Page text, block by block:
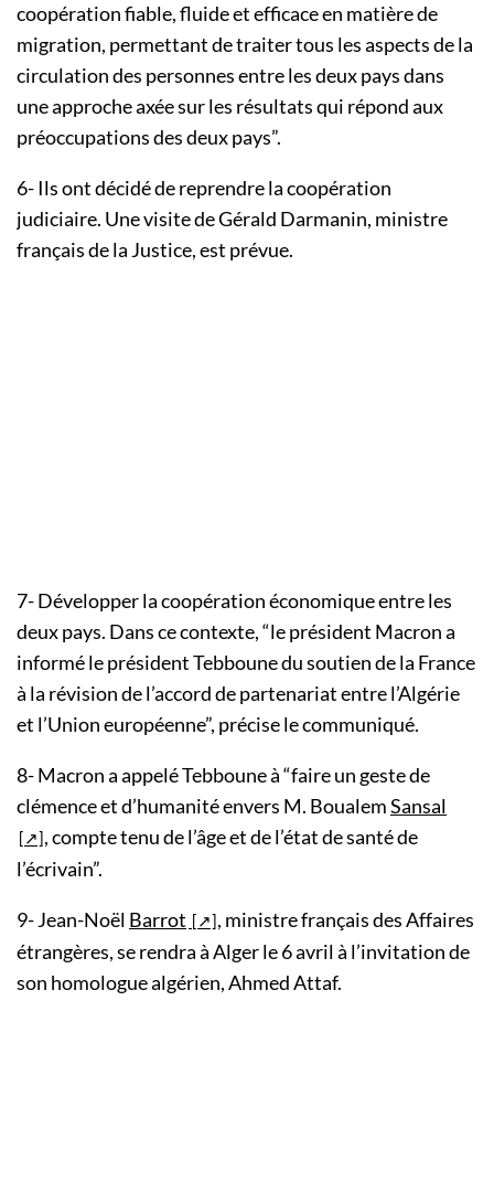
coopération fiable, fluide et efficace en matière de
migration, permettant de traiter tous les aspects de la
circulation des personnes entre les deux pays dans
une approche axée sur les résultats qui répond aux
préoccupations des deux pays”.
6- Ils ont décidé de reprendre la coopération
judiciaire. Une visite de Gérald Darmanin, ministre
français de la Justice, est prévue.
7- Développer la coopération économique entre les
deux pays. Dans ce contexte, “le président Macron a
informé le président Tebboune du soutien de la France
à la révision de l’accord de partenariat entre l’Algérie
et l’Union européenne”, précise le communiqué.
8- Macron a appelé Tebboune à “faire un geste de
clémence et d’humanité envers M. BoualemSansal
, compte tenu de l’âge et de l’état de santé de
l’écrivain”.
9- Jean-Noël Barrot
, ministre français des Affaires
étrangères, se rendra à Alger le 6 avril à l’invitation de
son homologue algérien, Ahmed Attaf.